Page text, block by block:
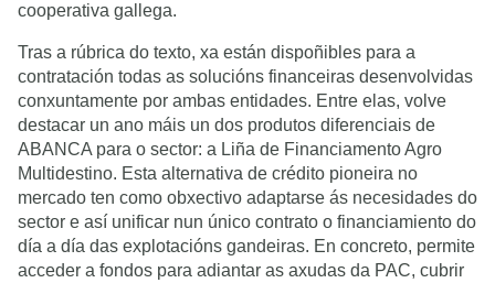
cooperativa gallega.
Tras a rúbrica do texto, xa están dispoñibles para a
contratación todas as solucións financeiras desenvolvidas
conxuntamente por ambas entidades. Entre elas, volve
destacar un ano máis un dos produtos diferenciais de
ABANCA para o sector: a Liña de Financiamento Agro
Multidestino. Esta alternativa de crédito pioneira no
mercado ten como obxectivo adaptarse ás necesidades do
sector e así unificar nun único contrato o financiamiento do
día a día das explotacións gandeiras. En concreto, permite
acceder a fondos para adiantar as axudas da PAC, cubrir